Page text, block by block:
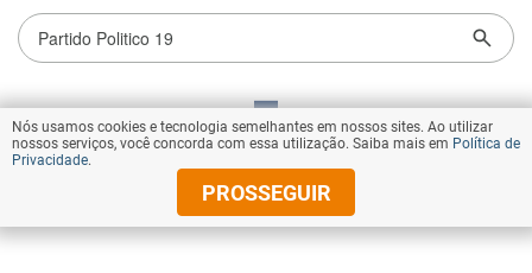
VOLTAR AO TOPO
© Copyright 2026 Diários Associados
Nós usamos cookies e tecnologia semelhantes em nossos sites. Ao utilizar
nossos serviços, você concorda com essa utilização. Saiba mais em Política de
Privacidade.
PROSSEGUIR